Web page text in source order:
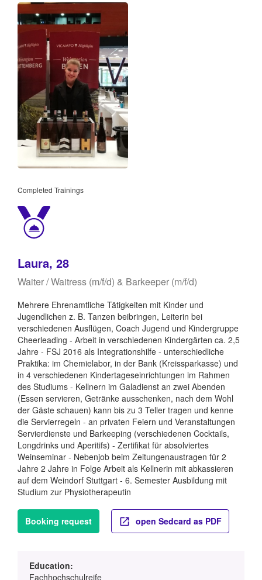
Completed Trainings
Laura, 28
Waiter / Waitress (m/f/d) & Barkeeper (m/f/d)
Mehrere Ehrenamtliche Tätigkeiten mit Kinder und
Jugendlichen z. B. Tanzen beibringen, Leiterin bei
verschiedenen Ausflügen, Coach Jugend und Kindergruppe
Cheerleading - Arbeit in verschiedenen Kindergärten ca. 2,5
Jahre - FSJ 2016 als Integrationshilfe - unterschiedliche
Praktika: im Chemielabor, in der Bank (Kreissparkasse) und
in 4 verschiedenen Kindertageseinrichtungen im Rahmen
des Studiums - Kellnern im Galadienst an zwei Abenden
(Essen servieren, Getränke ausschenken, nach dem Wohl
der Gäste schauen) kann bis zu 3 Teller tragen und kenne
die Servierregeln - an privaten Feiern und Veranstaltungen
Servierdienste und Barkeeping (verschiedenen Cocktails,
Longdrinks und Aperitifs) - Zertifikat für absolviertes
Weinseminar - Nebenjob beim Zeitungenaustragen für 2
Jahre 2 Jahre in Folge Arbeit als Kellnerin mit abkassieren
auf dem Weindorf Stuttgart - 6. Semester Ausbildung mit
Studium zur Physiotherapeutin
Booking request open Sedcard as PDF
Education:
Fachhochschulreife